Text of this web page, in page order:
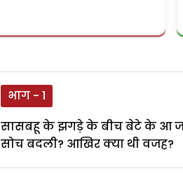
भाग - 1
सासबहू के झगड़े के बीच बेटे के आ
सोच बदली? आखिर क्या थी वजह?